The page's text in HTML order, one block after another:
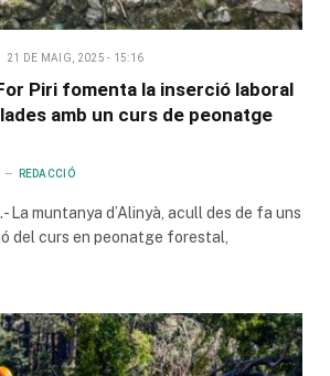
21 DE MAIG, 2025 - 15:16
Piri fomenta la inserció laboral
amb un curs de peonatge
REDACCIÓ
La muntanya d’Alinyà, acull des de fa uns
del curs en peonatge forestal,